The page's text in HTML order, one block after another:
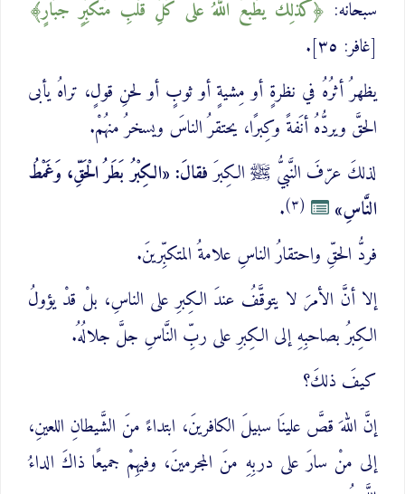
سبحانه:
كَذَلِكَ ‌يَطْبَعُ ‌اللَّهُ عَلَى كُلِّ قَلْبِ مُتَكَبِّرٍ جَبَّارٍ
[غافر: ٣٥].
يظهرُ أثرُهُ في نظرةٍ أو مِشيةٍ أو ثوبٍ أو لحنِ قولٍ، تراهُ يأبى
الحقَّ ويردُّهُ أنَفةً وكِبرًا، يحتقرُ الناسَ ويسخرُ منهُمْ.
لذلكَ عرّفَ النَّبيُّ ﷺ الكِبرَفقالَ: «الكِبْرُ بَطَرُ الْحَقِّ، وَغَمْطُ
النَّاسِ»
(٣)
.
فردُّ الحقِّ واحتقارُ الناسِ علامةُ المتكبِّرينَ.
إلا أنَّ الأمرَ لا يتوقَّفُ عندَ الكِبرِ على الناسِ، بلْ قدْ يؤولُ
الكِبرُ بصاحبِهِ إلى الكِبرِ على ربِّ النَّاسِ جلَّ جلالُهُ.
كيفَ ذلكَ؟
إنَّ اللهَ قصَّ علينَا سبيلَ الكافرينَ، ابتداءً منَ الشَّيطانِ اللعينِ،
إلى منْ سارَ على دربِهِ منَ المجرمينَ، وفيهِمْ جميعًا ذاكَ الداءُ